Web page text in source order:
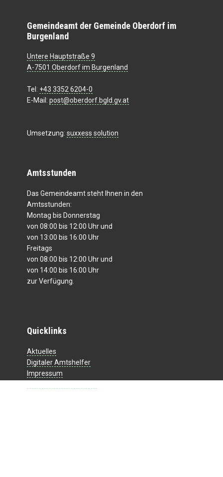
Gemeindeamt der Gemeinde Oberdorf im
Burgenland
Untere Hauptstraße 9
A-7501 Oberdorf im Burgenland
Tel: +43 3352 6204-0
E-Mail: post@oberdorf.bgld.gv.at
Umsetzung: suxxess solution
Amtsstunden
Das Gemeindeamt steht Ihnen in den
Amtsstunden:
Montag bis Donnerstag
von 08:00 bis 12:00 Uhr und
von 13:00 bis 16:00 Uhr
Freitags
von 08:00 bis 12:00 Uhr und
von 14:00 bis 16:00 Uhr
zur Verfügung.
Quicklinks
Aktuelles
Digitaler Amtshelfer
Impressum